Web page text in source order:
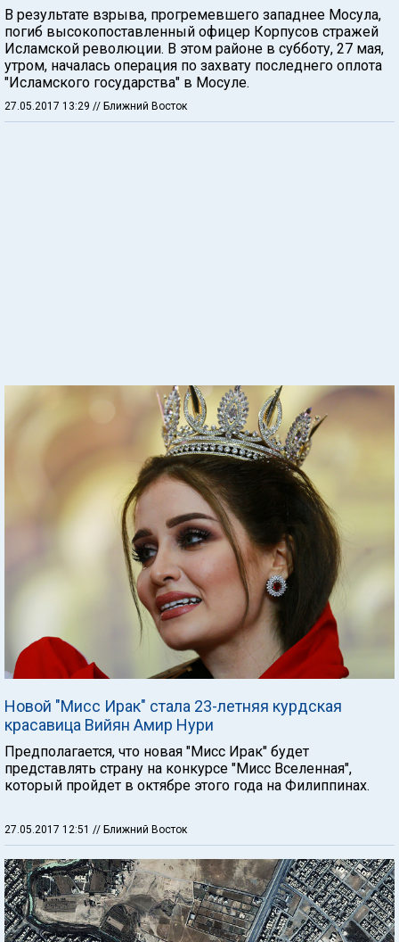
В результате взрыва, прогремевшего западнее Мосула,
погиб высокопоставленный офицер Корпусов стражей
Исламской революции. В этом районе в субботу, 27 мая,
утром, началась операция по захвату последнего оплота
"Исламского государства" в Мосуле.
27.05.2017 13:29 // Ближний Восток
Новой "Мисс Ирак" стала 23-летняя курдская
красавица Вийян Амир Нури
Предполагается, что новая "Мисс Ирак" будет
представлять страну на конкурсе "Мисс Вселенная",
который пройдет в октябре этого года на Филиппинах.
27.05.2017 12:51 // Ближний Восток